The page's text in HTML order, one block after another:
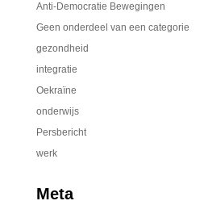
Anti-Democratie Bewegingen
Geen onderdeel van een categorie
gezondheid
integratie
Oekraïne
onderwijs
Persbericht
werk
Meta